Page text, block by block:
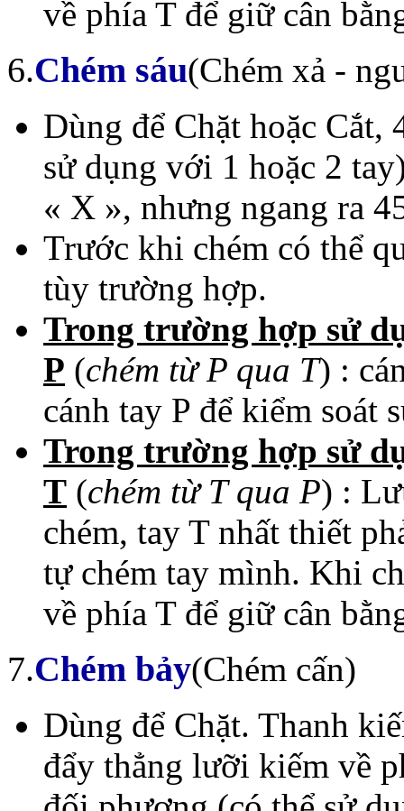
về phía T để giữ cân
6.Chém sáu(Chém xả -
Dùng để Chặt hoặc
sử dụng với 1 hoặc 2
« X », nhưng ngang ra
Trước khi chém có thể
tùy trường hợp.
Trong trường hợp sử
P (chém từ P qua T) :
cánh tay P để kiểm soát
Trong trường hợp sử
T (chém từ T qua P) :
chém, tay T nhất thiết
tự chém tay mình. Khi
về phía T để giữ cân
7.Chém bảy(Chém cấn)
Dùng để Chặt. Thanh
đẩy thẳng lưỡi kiếm về